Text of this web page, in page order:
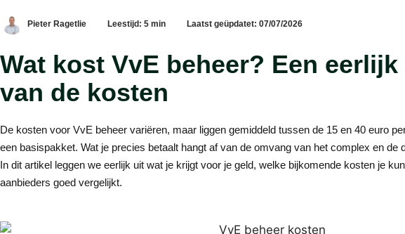
Pieter Ragetlie Leestijd: 5 min Laatst geüpdatet: 07/07/2026
Wat kost VvE beheer? Een
van de kosten
De kosten voor VvE beheer variëren, maar liggen gemiddeld tussen de 15 en 40 euro
een basispakket. Wat je precies betaalt hangt af van de omvang van het complex en de
In dit artikel leggen we eerlijk uit wat je krijgt voor je geld, welke bijkomende kosten je
aanbieders goed vergelijkt.